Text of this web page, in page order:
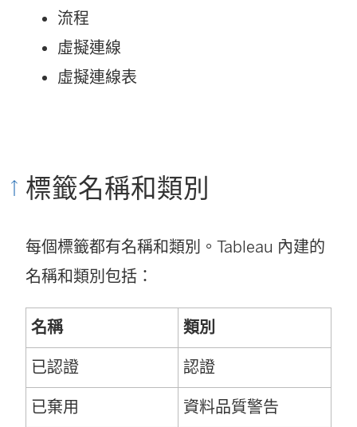
流程
虛擬連線
虛擬連線表
標籤名稱和類別
每個標籤都有名稱和類別。Tableau 內建的
名稱和類別包括：
名稱 類別
已認證 認證
已棄用 資料品質警告